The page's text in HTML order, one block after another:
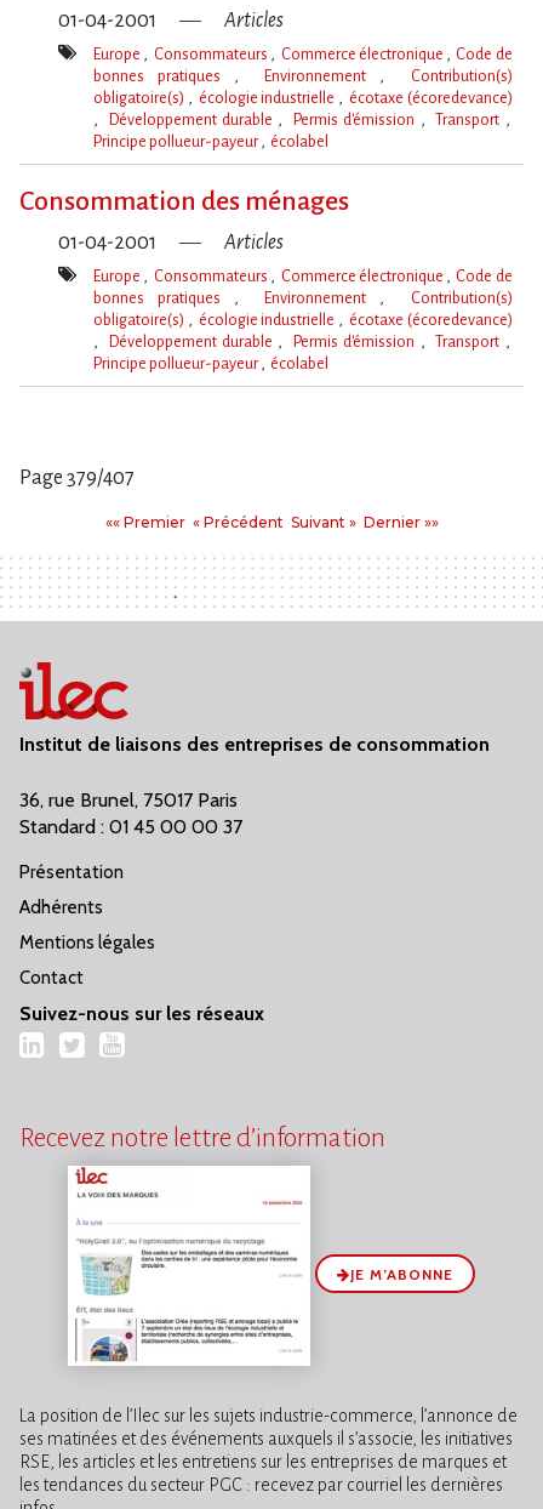
01-04-2001 Articles
Mot(s)-
Europe Consommateurs Commerce électronique
Code de
bonnes pratiques
Environnement
Contribution(s)
obligatoire(s)
écologie industrielle
écotaxe (écoredevance)
Développement durable
Permis d'émission
Transport
Principe pollueur-payeur
écolabel
Consommation des ménages
01-04-2001 Articles
Mot(s)-
Europe Consommateurs Commerce électronique
Code de
bonnes pratiques
Environnement
Contribution(s)
obligatoire(s)
écologie industrielle
écotaxe (écoredevance)
Développement durable
Permis d'émission
Transport
Principe pollueur-payeur
écolabel
Page 379/407
«« PremierPremier
« PrécédentPrécédent
Suivant
Suivant » Dernier
Dernier »»
Institut de liaisons des entreprises de consommation
36, rue Brunel, 75017 Paris
Standard : 01 45 00 00 37
Présentation
Adhérents
Mentions légales
Contact
Suivez-nous sur les réseaux
LinkedIn
TwitterYouTube
Recevez notre lettre d’information
JE M’ABONNE
La position de l’Ilec sur les sujets industrie-commerce, l’annonce de
ses matinées et des événements auxquels il s’associe, les initiatives
RSE, les articles et les entretiens sur les entreprises de marques et
les tendances du secteur PGC : recevez par courriel les dernières